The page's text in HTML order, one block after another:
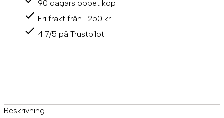
m
90 dagars öppet köp
Fri frakt från 1 250 kr
4.7/5 på Trustpilot
Beskrivning